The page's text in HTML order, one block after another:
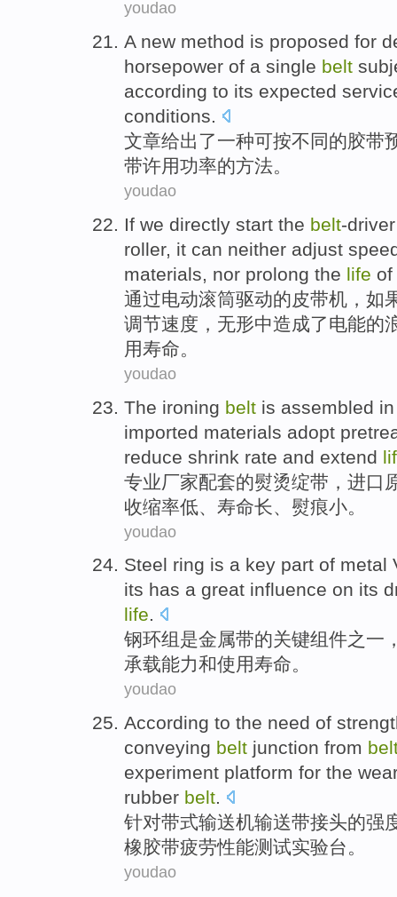
youdao
A new method is proposed for
horsepower of a single belt
according to its expected
conditions.
文章给出了一种可按不同的胶带
带许用功率的方法。
youdao
If we directly start the belt-driver
roller, it can neither adjust
materials, nor prolong the life of
通过电动滚筒驱动的皮带机， 如
调节速度 ，无形中造成了电能的
用寿命。
youdao
The ironing belt is assembled
imported materials adopt
reduce shrink rate and extend
专业厂家配套的熨烫绽带， 进口
收缩率低、 寿命长、熨痕小。
youdao
Steel ring is a key part of metal
its has a great influence on its
life.
钢环组是金属带的关键组件之一
承载能力和使用寿命。
youdao
According to the need of
conveying belt junction from
experiment platform for the
rubber belt.
针对带式输送机输送带接头的强
橡胶带疲劳性能测试实验台。
youdao